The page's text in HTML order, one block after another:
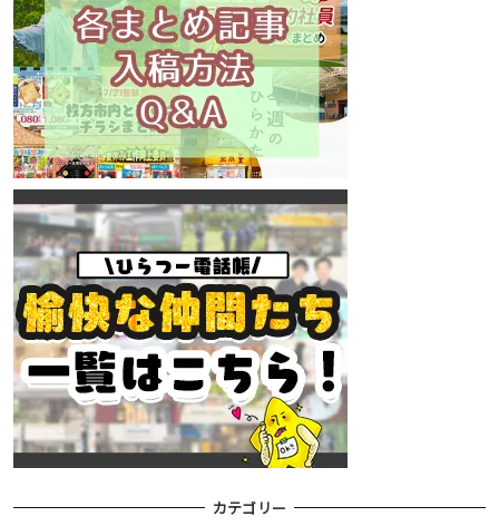
カテゴリー